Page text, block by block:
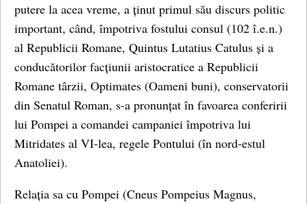
putere la acea vreme, a ținut primul său discurs politic
important, când, împotriva fostului consul (102 î.e.n.)
al Republicii Romane, Quintus Lutatius Catulus și a
conducătorilor facțiunii aristocratice a Republicii
Romane târzii, Optimates (Oameni buni), conservatorii
din Senatul Roman, s-a pronunțat în favoarea conferirii
lui Pompei a comandei campaniei împotriva lui
Mitridates al VI-lea, regele Pontului (în nord-estul
Anatoliei).
Relația sa cu Pompei (Cneus Pompeius Magnus,